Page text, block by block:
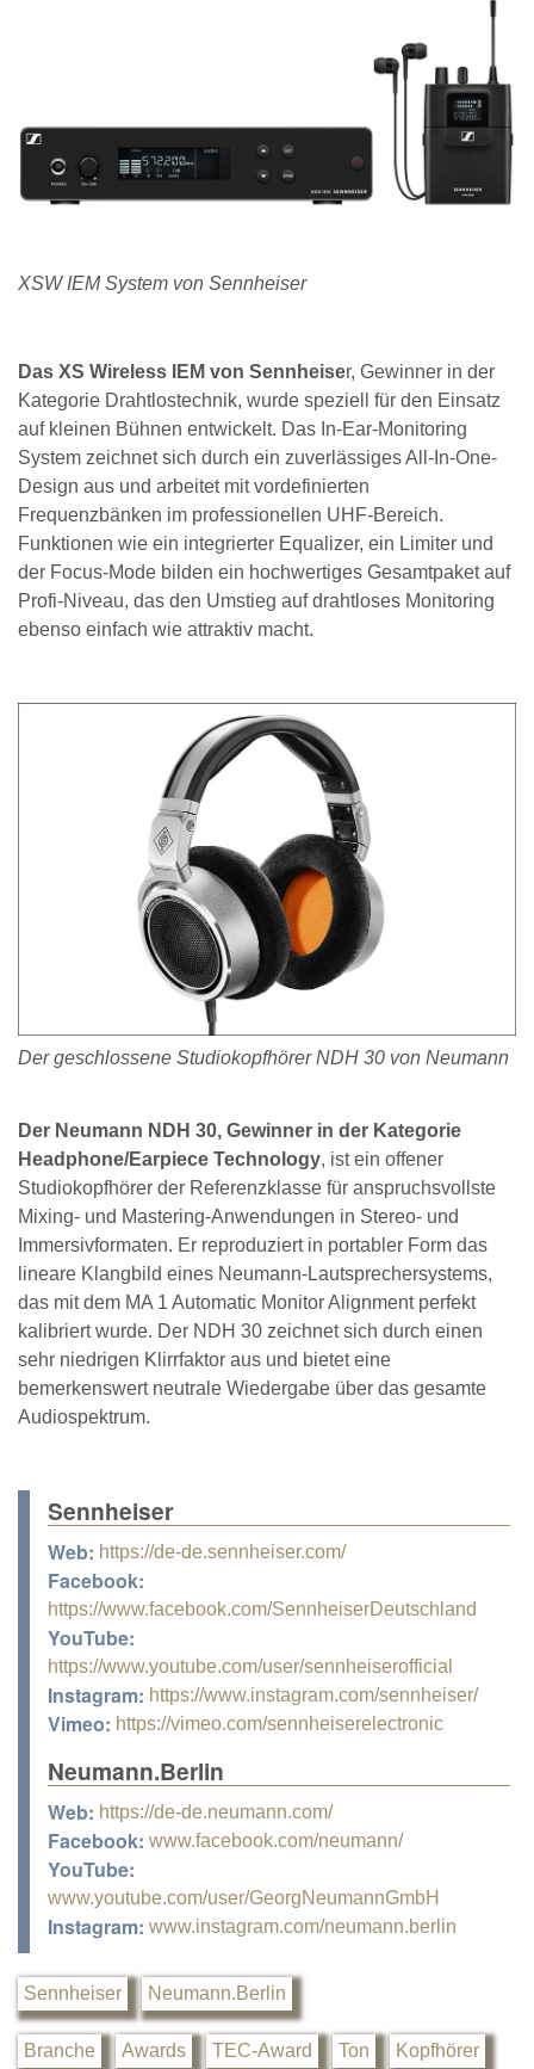
XSW IEM System von Sennheiser
Das XS Wireless IEM von Sennheiser, Gewinner in der
Kategorie Drahtlostechnik, wurde speziell für den Einsatz
auf kleinen Bühnen entwickelt. Das In-Ear-Monitoring
System zeichnet sich durch ein zuverlässiges All-In-One-
Design aus und arbeitet mit vordefinierten
Frequenzbänken im professionellen UHF-Bereich.
Funktionen wie ein integrierter Equalizer, ein Limiter und
der Focus-Mode bilden ein hochwertiges Gesamtpaket auf
Profi-Niveau, das den Umstieg auf drahtloses Monitoring
ebenso einfach wie attraktiv macht.
Der geschlossene Studiokopfhörer NDH 30 von Neumann
Der Neumann NDH 30, Gewinner in der Kategorie
Headphone/Earpiece Technology, ist ein offener
Studiokopfhörer der Referenzklasse für anspruchsvollste
Mixing- und Mastering-Anwendungen in Stereo- und
Immersivformaten. Er reproduziert in portabler Form das
lineare Klangbild eines Neumann-Lautsprechersystems,
das mit dem MA 1 Automatic Monitor Alignment perfekt
kalibriert wurde. Der NDH 30 zeichnet sich durch einen
sehr niedrigen Klirrfaktor aus und bietet eine
bemerkenswert neutrale Wiedergabe über das gesamte
Audiospektrum.
Sennheiser
Web: https://de-de.sennheiser.com/
Facebook:
https://www.facebook.com/SennheiserDeutschland
YouTube:
https://www.youtube.com/user/sennheiserofficial
Instagram: https://www.instagram.com/sennheiser/
Vimeo: https://vimeo.com/sennheiserelectronic
Neumann.Berlin
Web: https://de-de.neumann.com/
Facebook: www.facebook.com/neumann/
YouTube:
www.youtube.com/user/GeorgNeumannGmbH
Instagram: www.instagram.com/neumann.berlin
Sennheiser Neumann.Berlin
Branche Awards TEC-Award Ton Kopfhörer